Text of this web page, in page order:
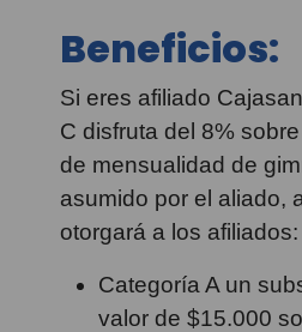
Beneficios:
Si eres afiliado
C disfruta del 8%
de mensualidad de
asumido por el aliado,
otorgará a los afiliados:
Categoría A un
valor de $15.000